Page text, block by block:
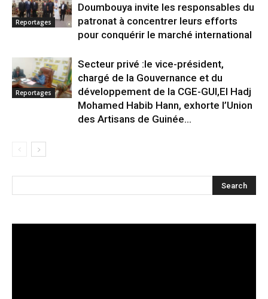
Reportages
Doumbouya invite les responsables du
patronat à concentrer leurs efforts
pour conquérir le marché international
Reportages
Secteur privé :le vice-président,
chargé de la Gouvernance et du
développement de la CGE-GUI,El Hadj
Mohamed Habib Hann, exhorte l’Union
des Artisans de Guinée...